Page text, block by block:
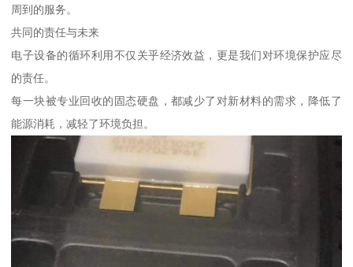
周到的服务。
共同的责任与未来
电子设备的循环利用不仅关乎经济效益，更是我们对环境保护应尽
的责任。
每一块被专业回收的固态硬盘，都减少了对新材料的需求，降低了
能源消耗，减轻了环境负担。